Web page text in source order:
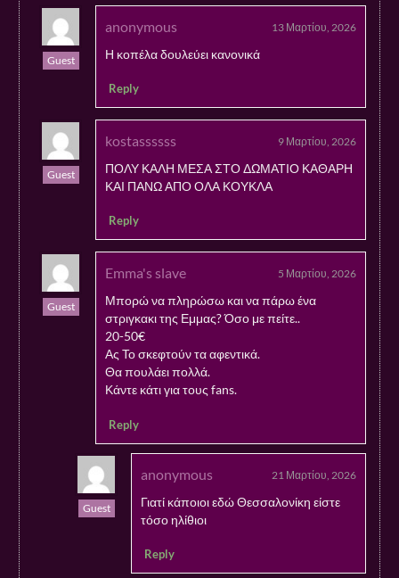
Guest
anonymous 13 Μαρτίου, 2026
Η κοπέλα δουλεύει κανονικά
Reply
Guest
kostassssss 9 Μαρτίου, 2026
ΠΟΛΥ ΚΑΛΗ ΜΕΣΑ ΣΤΟ ΔΩΜΑΤΙΟ ΚΑΘΑΡΗ
ΚΑΙ ΠΑΝΩ ΑΠΟ ΟΛΑ ΚΟΥΚΛΑ
Reply
Guest
Emma's slave 5 Μαρτίου, 2026
Μπορώ να πληρώσω και να πάρω ένα
στριγκακι της Εμμας? Όσο με πείτε..
20-50€
Ας Το σκεφτούν τα αφεντικά.
Θα πουλάει πολλά.
Κάντε κάτι για τους fans.
Reply
Guest
anonymous 21 Μαρτίου, 2026
Γιατί κάποιοι εδώ Θεσσαλονίκη είστε
τόσο ηλίθιοι
Reply